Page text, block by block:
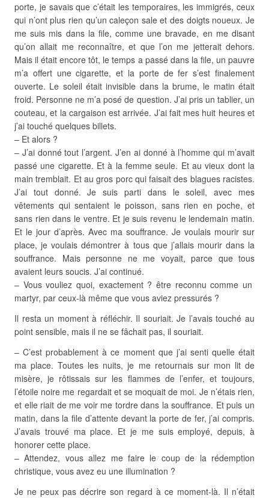
porte, je savais que c’était les temporaires, les immigrés, ceux
qui n’ont plus rien qu’un caleçon sale et des doigts noueux. Je
me suis mis dans la file, comme une bravade, en me disant
qu’on allait me reconnaître, et que l’on me jetterait dehors.
Mais il était encore tôt, le temps a passé dans la file, un pauvre
m’a offert une cigarette, et la porte de fer s’est finalement
ouverte. Le soleil était invisible dans la brume, le matin était
froid. Personne ne m’a posé de question. J’ai pris un tablier, un
couteau, et la cargaison est arrivée. J’ai fait mes huit heures et
j’ai touché quelques billets.
– Et alors ?
– J’ai donné tout l’argent. J’en ai donné à l’homme qui m’avait
passé une cigarette. Et à la femme seule. Et au vieux dont la
main tremblait. Et au gros porc qui faisait des blagues racistes.
J’ai tout donné. Je suis parti dans le soleil, avec mes
vêtements qui sentaient le poisson, sans rien en poche, et
sans rien dans le ventre. Et je suis revenu le lendemain matin.
Et le jour d’après. Avec ma souffrance. Je voulais mourir sur
place, je voulais démontrer à tous que j’allais mourir dans la
souffrance. Mais personne ne me voyait, parce que tous
avaient leurs soucis. J’ai continué.
– Vous vouliez quoi, exactement ? être reconnu comme un
martyr, par ceux-là même que vous aviez pressurés ?
Il resta un moment à réfléchir. Il souriait. Je l’avais touché au
point sensible, mais il ne se fâchait pas, il souriait.
– C’est probablement à ce moment que j’ai senti quelle était
ma place. Toutes les nuits, je me retournais sur mon lit de
misère, je rôtissais sur les flammes de l’enfer, et toujours,
l’étoile noire me regardait et se moquait de moi. Je n’étais rien,
et elle riait de me voir me tordre dans la souffrance. Et puis un
matin, dans la file d’attente devant la porte de fer, j’ai compris.
J’avais trouvé ma place. Et je me suis employé, depuis, à
honorer cette place.
– Attendez, vous allez me faire le coup de la rédemption
christique, vous avez eu une illumination ?
Je ne peux pas décrire son regard à ce moment-là. Il n’était